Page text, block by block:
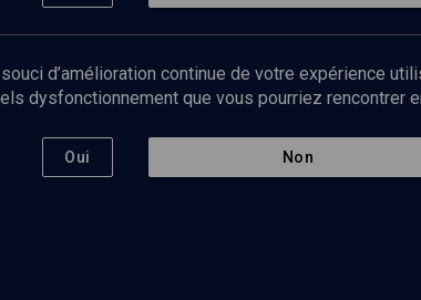
Culture
Limoud
Université
Podcast
souci d’amélioration continue de votre expérience
dysfonctionnement que vous pourriez rencontrer
Oui Non